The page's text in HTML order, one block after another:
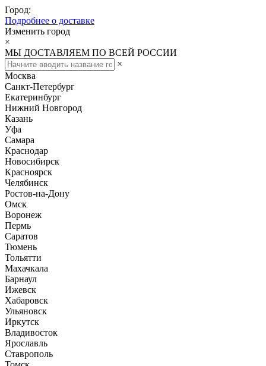
Город:
Подробнее о доставке
Изменить город
×
МЫ ДОСТАВЛЯЕМ ПО ВСЕЙ РОССИИ
×
Москва
Санкт-Петербург
Екатеринбург
Нижний Новгород
Казань
Уфа
Самара
Краснодар
Новосибирск
Красноярск
Челябинск
Ростов-на-Дону
Омск
Воронеж
Пермь
Саратов
Тюмень
Тольятти
Махачкала
Барнаул
Ижевск
Хабаровск
Ульяновск
Иркутск
Владивосток
Ярославль
Ставрополь